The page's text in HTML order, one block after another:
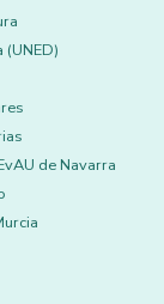
(UNED)
de Navarra